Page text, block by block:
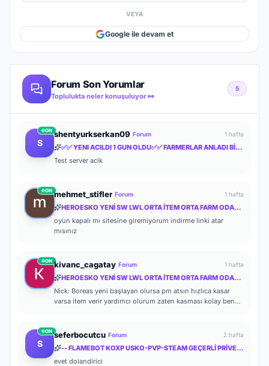
VEYA
Google ile devam et
Forum Son Yorumlar
Toplulukta neler konuşuluyor 👀
5
S
ON shentyurkserkan09 Forum 1 hafta
✅✅ YENI ACILDI 1 GUN OLDU✅✅ FARMERLAR ANLADI BİLE !! MYTHKO 20:00 'da ONLİNE ✅✅
Test server acik
ON mehmet_stifler Forum 1 hafta
HEROESKO YENİ SW LWL ORTA İTEM ORTA FARM ODAKLI HERKESİ BEKLERİZ
oyun kapalı mı sitesine giremiyorum indirme linki atar
mısınız
ON kivanc_cagatay Forum 1 hafta
HEROESKO YENİ SW LWL ORTA İTEM ORTA FARM ODAKLI HERKESİ BEKLERİZ
Nick: Boreas yeni başlayan olursa pm atsın hızlıca kasar
varsa item verir yardımcı olurum zaten kasması kolay ben
S
ON seferbocutcu Forum 2 hafta
-- FLAMEBOT KOXP USKO-PVP-STEAM GEÇERLİ PRİVETE KOXP--
evet dolandirici